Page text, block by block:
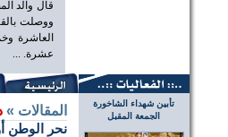
قال والد
ووصلت
العاشرة
عشرة. ...
تأبين شهداء الشاخورة
الجمعة المقبل
المقالات »
نحر الوطن